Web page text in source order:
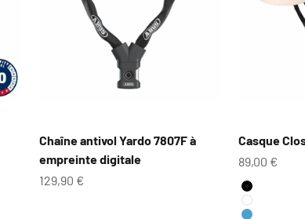
Chaîne antivol Yardo 7807F à
empreinte digitale
Prix de vente
129,90 €
Casque
Prix de vente
89,00 €
Couleur
Noir
Blanc